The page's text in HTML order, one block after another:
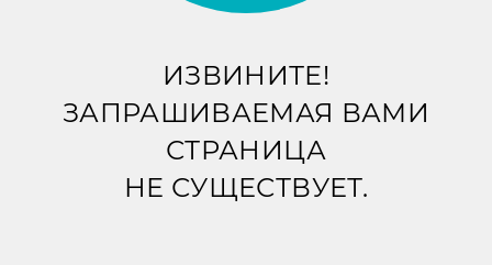
ИЗВИНИТЕ!
ЗАПРАШИВАЕМАЯ ВАМИ
СТРАНИЦА
НЕ СУЩЕСТВУЕТ.